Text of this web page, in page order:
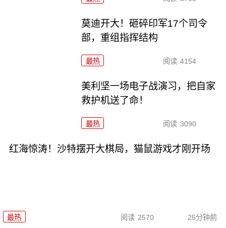
莫迪开大！砸碎印军17个司令
部，重组指挥结构
最热 阅读 4154
美利坚一场电子战演习，把自家
救护机送了命！
最热 阅读 3090
红海惊涛！沙特摆开大棋局，猫鼠游戏才刚开场
最热 阅读 2570 25分钟前